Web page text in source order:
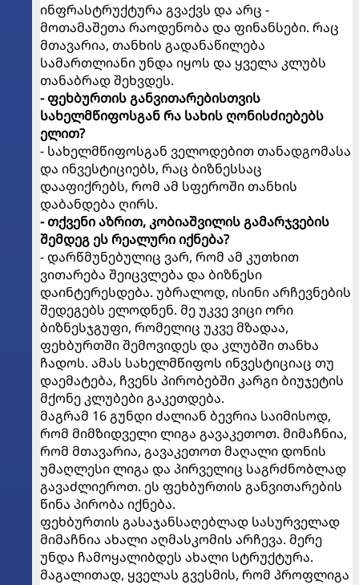
ინფრასტრუქტურა გვაქვს და არც -
მოთამაშეთა რაოდენობა და ფინანსები. რაც
მთავარია, თანხის გადანაწილება
სამართლიანი უნდა იყოს და ყველა კლუბს
თანაბრად შეხვდეს.
- ფეხბურთის განვითარებისთვის
სახელმწიფოსგან რა სახის ღონისძიებებს
ელით?
- სახელმწიფოსგან ველოდებით თანადგომასა
და ინვესტიციებს, რაც ბიზნესსაც
დააფიქრებს, რომ ამ სფეროში თანხის
დაბანდება ღირს.
- თქვენი აზრით, კობიაშვილის გამარჯვების
შემდეგ ეს რეალური იქნება?
- დარწმუნებულიც ვარ, რომ ამ კუთხით
ვითარება შეიცვლება და ბიზნესი
დაინტერესდება. უბრალოდ, ისინი არჩევნების
შედეგებს ელოდნენ. მე უკვე ვიცი ორი
ბიზნესჯგუფი, რომელიც უკვე მზადაა,
ფეხბურთში შემოვიდეს და კლუბში თანხა
ჩადოს. ამას სახელმწიფოს ინვესტიციაც თუ
დაემატება, ჩვენს პირობებში კარგი ბიუჯეტის
მქონე კლუბები გაკეთდება.
მაგრამ 16 გუნდი ძალიან ბევრია საიმისოდ,
რომ მიმზიდველი ლიგა გავაკეთოთ. მიმაჩნია,
რომ მთავარია, გავაკეთოთ მაღალი დონის
უმაღლესი ლიგა და პირველიც საგრძნობლად
გავაძლიეროთ. ეს ფეხბურთის განვითარების
წინა პირობა იქნება.
ფეხბურთის გასაჯანსაღებლად სასურველად
მიმაჩნია ახალი აღმასკომის არჩევა. მერე
უნდა ჩამოყალიბდეს ახალი სტრუქტურა.
მაგალითად, ყველას გვესმის, რომ პროფლიგა